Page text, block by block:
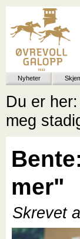
Nyheter
Du er her:
meg
mer"
Skrevet